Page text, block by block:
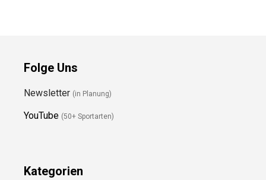
Folge Uns
Newsletter (in Planung)
YouTube (50+ Sportarten)
Kategorien